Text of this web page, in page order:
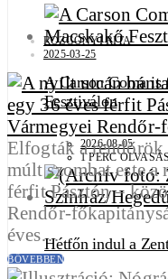
A Carson Coma is
Fesztiválon
2026-08-05
1 PERC
Hétfőn indul a
ROZGONYI RITA
2025-03-25
Elfogták a rendőrök
múlt szombat este
férfit Pásztón –
Rendőr-
éves…
BŐVEBBEN